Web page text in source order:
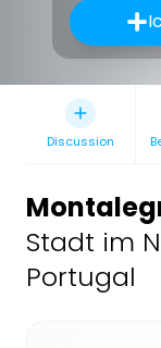
Discussion
Stadt im
Portugal